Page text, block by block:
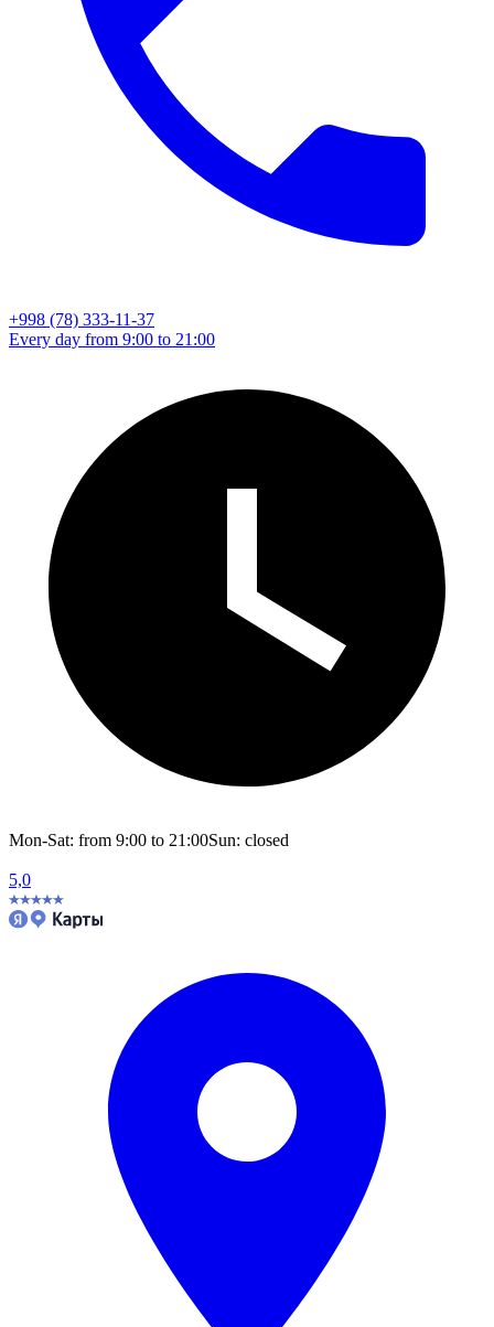
+998 (78) 333-11-37
Every day from 9:00 to 21:00
Mon-Sat: from 9:00 to 21:00Sun: closed
5,0